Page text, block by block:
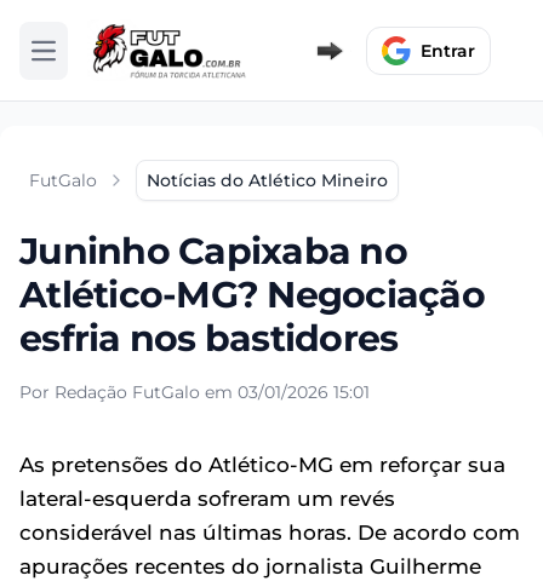
Abrir menu Entrar
FutGalo Notícias do Atlético Mineiro
Juninho Capixaba no
Atlético-MG? Negociação
esfria nos bastidores
Por Redação FutGalo em 03/01/2026 15:01
As pretensões do Atlético-MG em reforçar sua
lateral-esquerda sofreram um revés
considerável nas últimas horas. De acordo com
apurações recentes do jornalista Guilherme